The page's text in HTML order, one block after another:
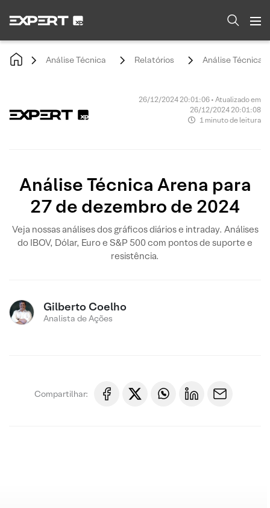
Análise Técnica Relatórios Análise Técnica
26/12/2024 20:01:06 • Atualizado em
26/12/2024 20:01:08
1 minuto de leitura
Análise Técnica Arena para
27 de dezembro de 2024
Veja nossas análises dos gráficos diários e intraday. Análises
do IBOV, Dólar, Euro e S&P 500 com pontos de suporte e
resistência.
Gilberto Coelho
Analista de Ações
Compartilhar: